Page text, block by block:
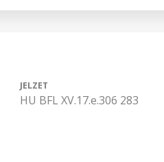
JELZET
HU BFL XV.17.e.306 283